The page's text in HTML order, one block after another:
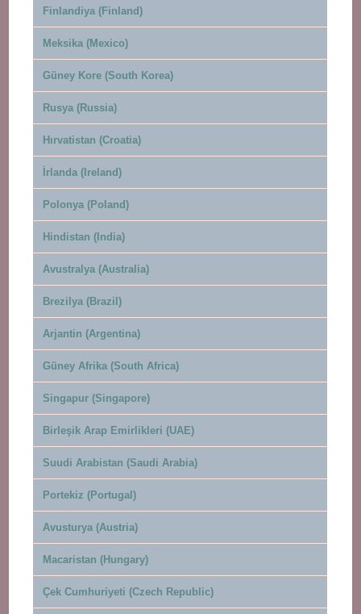
Finlandiya (Finland)
Meksika (Mexico)
Güney Kore (South Korea)
Rusya (Russia)
Hırvatistan (Croatia)
İrlanda (Ireland)
Polonya (Poland)
Hindistan (India)
Avustralya (Australia)
Brezilya (Brazil)
Arjantin (Argentina)
Güney Afrika (South Africa)
Singapur (Singapore)
Birleşik Arap Emirlikleri (UAE)
Suudi Arabistan (Saudi Arabia)
Portekiz (Portugal)
Avusturya (Austria)
Macaristan (Hungary)
Çek Cumhuriyeti (Czech Republic)